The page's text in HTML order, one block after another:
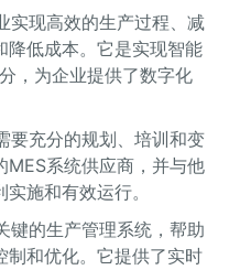
实现高效的生产过程、减
降低成本。它是实现智能
，为企业提供了数字化
要充分的规划、培训和变
MES系统供应商，并与他
施和有效运行。
键的生产管理系统，帮助
制和优化。它提供了实时